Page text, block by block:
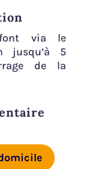
via le
jusqu’à 5
de la